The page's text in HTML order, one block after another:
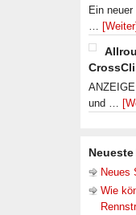
Ein
… [Weiter]
und …
Neues
Wie